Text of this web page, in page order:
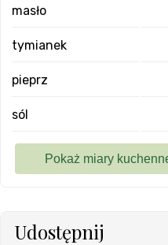
masło
tymianek
pieprz
sól
Udostępnij